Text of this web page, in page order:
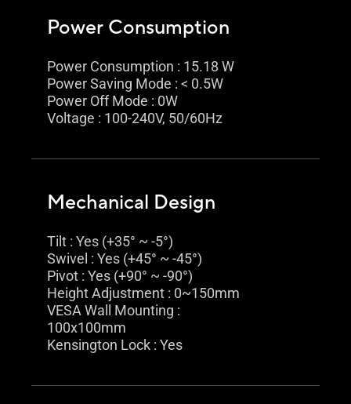
Power Consumption
Power Consumption : 15.18 W
Power Saving Mode : < 0.5W
Power Off Mode : 0W
Voltage : 100-240V, 50/60Hz
Mechanical Design
Tilt : Yes (+35° ~ -5°)
Swivel : Yes (+45° ~ -45°)
Pivot : Yes (+90° ~ -90°)
Height Adjustment : 0~150mm
VESA Wall Mounting :
100x100mm
Kensington Lock : Yes